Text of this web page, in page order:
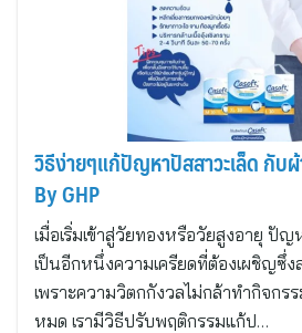
วิธีง่ายๆแก้ปัญหาปัสสาวะเล็ด กับ
By GHP
เมื่อเริ่มเข้าสู่วัยทองหรือวัยสูงอายุ ปัญ
เป็นอีกหนึ่งความเครียดที่ต้องเผชิญซึ่ง
เพราะความวิตกกังวลไม่กล้าทำกิจกร
หมด เรามีวิธีปรับพฤติกรรมแก้ป…